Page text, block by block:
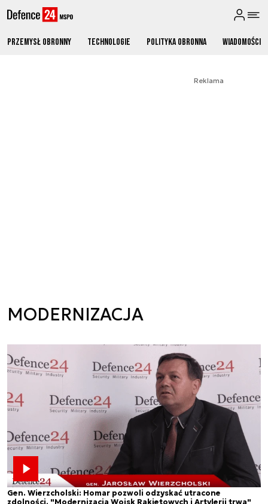
Przemysł obronny Technologie Polityka obronna Wiadomości
Reklama
MODERNIZACJA
Gen. Wierzcholski: Homar pozwoli odzyskać utracone
zdolności. "Modernizacja Wojsk Rakietowych i Artylerii trwa"